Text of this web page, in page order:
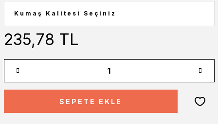
235,78 TL
SEPETE EKLE